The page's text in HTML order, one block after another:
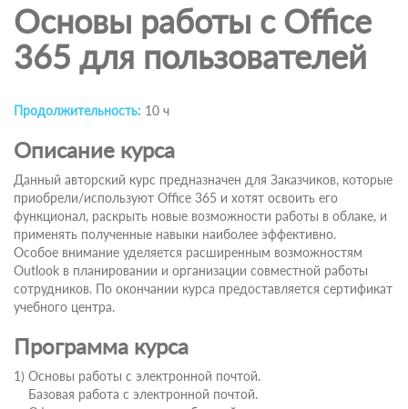
Основы работы с Office
365 для пользователей
Продолжительность: 10 ч
Описание курса
Данный авторский курс предназначен для Заказчиков, которые
приобрели/используют Office 365 и хотят освоить его
функционал, раскрыть новые возможности работы в облаке, и
применять полученные навыки наиболее эффективно.
Особое внимание уделяется расширенным возможностям
Outlook в планировании и организации совместной работы
сотрудников. По окончании курса предоставляется сертификат
учебного центра.
Программа курса
1) Основы работы с электронной почтой.
Базовая работа с электронной почтой.